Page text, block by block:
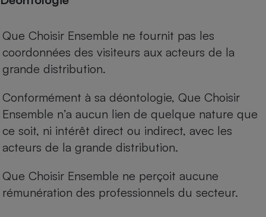
Que Choisir Ensemble ne fournit pas les
coordonnées des visiteurs aux acteurs de la
grande distribution.
Conformément à sa déontologie, Que Choisir
Ensemble n’a aucun lien de quelque nature que
ce soit, ni intérêt direct ou indirect, avec les
acteurs de la grande distribution.
Que Choisir Ensemble ne perçoit aucune
rémunération des professionnels du secteur.